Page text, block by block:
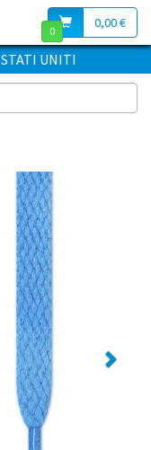
0,00 €
0
STATI UNITI